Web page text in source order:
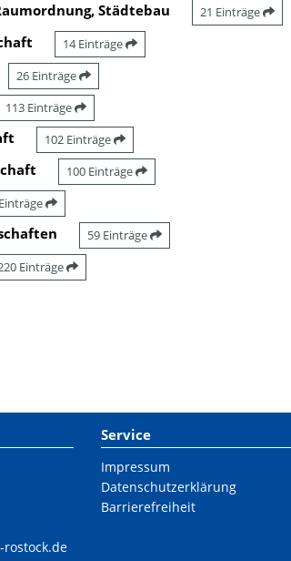
Städtebau 21 Einträge
14 Einträge
26 Einträge
113 Einträge
102 Einträge
100 Einträge
59 Einträge
Einträge
Service
Impressum
Datenschutzerklärung
Barrierefreiheit